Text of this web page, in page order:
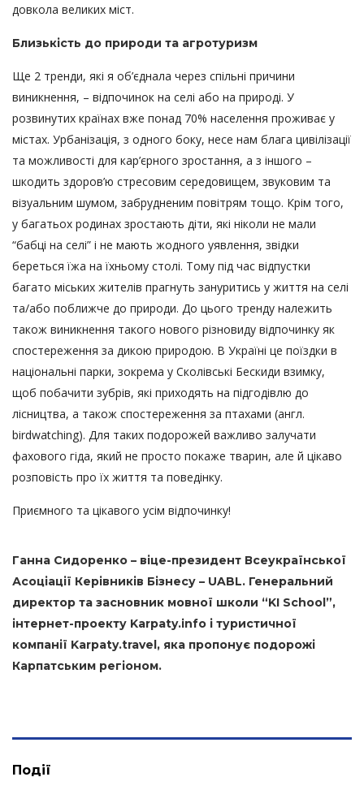
довкола великих міст.
Близькість до природи та агротуризм
Ще 2 тренди, які я об’єднала через спільні причини
виникнення, – відпочинок на селі або на природі. У
розвинутих країнах вже понад 70% населення проживає у
містах. Урбанізація, з одного боку, несе нам блага цивілізації
та можливості для кар’єрного зростання, а з іншого –
шкодить здоров’ю стресовим середовищем, звуковим та
візуальним шумом, забрудненим повітрям тощо. Крім того,
у багатьох родинах зростають діти, які ніколи не мали
“бабці на селі” і не мають жодного уявлення, звідки
береться їжа на їхньому столі. Тому під час відпустки
багато міських жителів прагнуть зануритись у життя на селі
та/або поближче до природи. До цього тренду належить
також виникнення такого нового різновиду відпочинку як
спостереження за дикою природою. В Україні це поїздки в
національні парки, зокрема у Сколівські Бескиди взимку,
щоб побачити зубрів, які приходять на підгодівлю до
лісництва, а також спостереження за птахами (англ.
birdwatching). Для таких подорожей важливо залучати
фахового гіда, який не просто покаже тварин, але й цікаво
розповість про їх життя та поведінку.
Приємного та цікавого усім відпочинку!
Ганна Сидоренко – віце-президент Всеукраїнської
Асоціації Керівників Бізнесу – UABL. Генеральний
директор та засновник мовної школи “KI School”,
інтернет-проекту Karpaty.info і туристичної
компанії Karpaty.travel, яка пропонує подорожі
Карпатським регіоном.
Події